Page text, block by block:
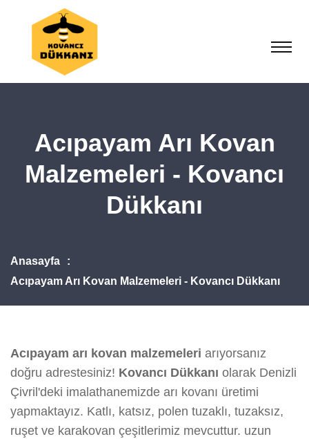
Acıpayam Arı Kovan
Malzemeleri - Kovancı
Dükkanı
Anasayfa
Acıpayam Arı Kovan Malzemeleri - Kovancı Dükkanı
Acıpayam arı kovan malzemeleri arıyorsanız
doğru adrestesiniz! Kovancı Dükkanı olarak Denizli
Çivril'deki imalathanemizde arı kovanı üretimi
yapmaktayız. Katlı, katsız, polen tuzaklı, tuzaksız,
ruşet ve karakovan çeşitlerimiz mevcuttur. uzun